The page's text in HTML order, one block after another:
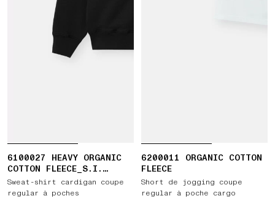
6100027 HEAVY ORGANIC
COTTON FLEECE_S.I.
GHOST
Sweat-shirt cardigan coupe
regular à poches
6200011 ORGANIC COTTON
FLEECE
Short de jogging coupe
regular à poche cargo